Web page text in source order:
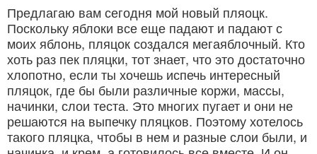
Предлагаю вам сегодня мой новый пляоцк.
Поскольку яблоки все еще падают и падают с
моих яблонь, пляцок создался мегаяблочный. Кто
хоть раз пек пляцки, тот знает, что это достаточно
хлопотно, если ты хочешь испечь интересный
пляцок, где бы были различные коржи, массы,
начинки, слои теста. Это многих пугает и они не
решаются на выпечку пляцков. Поэтому хотелось
такого пляцка, чтобы в нем и разные слои были, и